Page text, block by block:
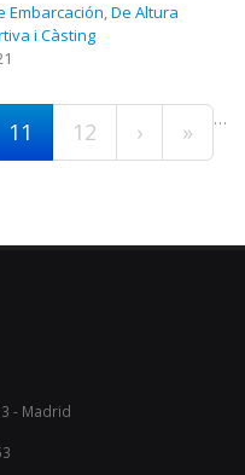
Embarcación,De Altura
i Càsting
…
11 12 › »
- Madrid